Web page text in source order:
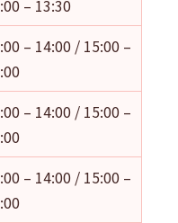
– 13:30
– 14:00 / 15:00 –
– 14:00 / 15:00 –
– 14:00 / 15:00 –